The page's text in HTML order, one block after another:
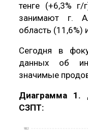
тенге (+6,3%
занимают г.
область (11,6%)
Сегодня в
данных об
значимые
Диаграмма 1.
СЗПТ: